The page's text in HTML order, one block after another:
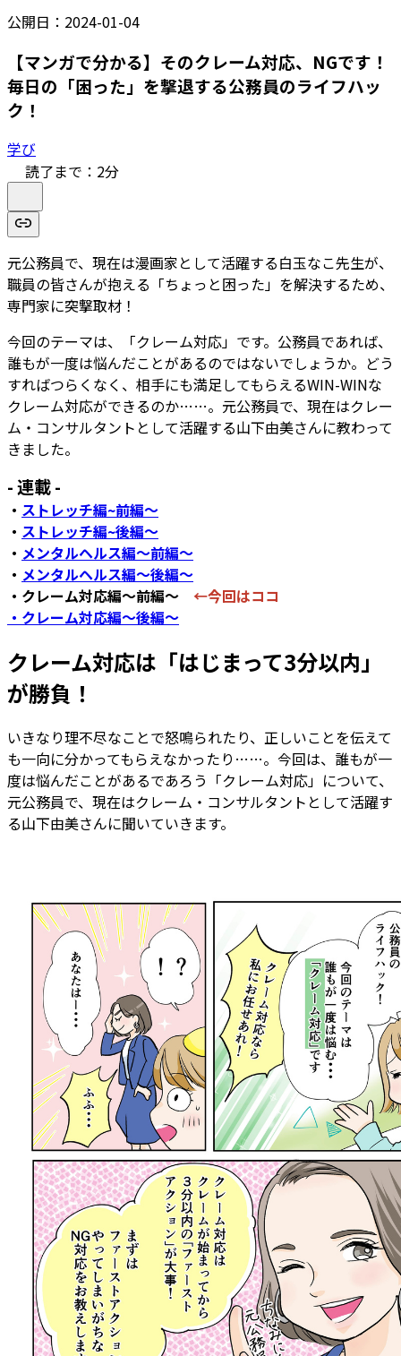
公開日： 2024-01-04
【マンガで分かる】そのクレーム対応、NGです！
毎日の「困った」を撃退する公務員のライフハッ
ク！
学び
読了まで： 2分
元公務員で、現在は漫画家として活躍する白玉なこ先生が、
職員の皆さんが抱える「ちょっと困った」を解決するため、
専門家に突撃取材！
今回のテーマは、「クレーム対応」です。公務員であれば、
誰もが一度は悩んだことがあるのではないでしょうか。どう
すればつらくなく、相手にも満足してもらえるWIN-WINな
クレーム対応ができるのか……。元公務員で、現在はクレー
ム・コンサルタントとして活躍する山下由美さんに教わって
きました。
- 連載 -
・ ストレッチ編~前編～
・ ストレッチ編~後編～
・ メンタルヘルス編～前編～
・ メンタルヘルス編～後編～
・クレーム対応編～前編～ ←今回はココ
・クレーム対応編～後編～
クレーム対応は「はじまって3分以内」
が勝負！
いきなり理不尽なことで怒鳴られたり、正しいことを伝えて
も一向に分かってもらえなかったり……。今回は、誰もが一
度は悩んだことがあるであろう「クレーム対応」について、
元公務員で、現在はクレーム・コンサルタントとして活躍す
る山下由美さんに聞いていきます。